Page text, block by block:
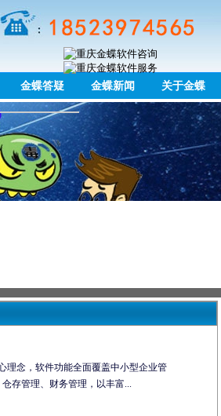
金蝶答疑 金蝶新闻 关于金蝶
理念，软件功能全面覆盖中小型企业管
存管理、财务管理，以丰富...